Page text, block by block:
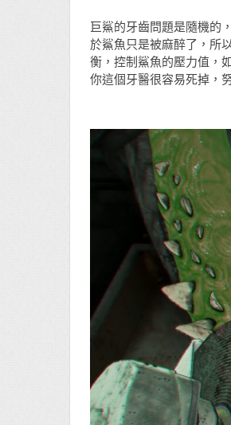
巨鯊的牙齒問題是隨機的
於鯊魚只是被麻醉了，所
衡，控制鯊魚的壓力值，
你這個牙醫很容易死掉，